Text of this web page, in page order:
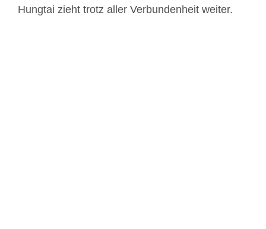
Hungtai zieht trotz aller Verbundenheit weiter.